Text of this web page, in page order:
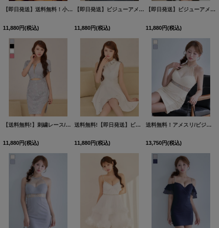
【即日発送】送料無料！小花柄/パフスリーブ/オフショル/セットアップ/ミニドレス/キャバドレス【XS-Mサイズ/2カラー】[OF03]【YN】dzjvAGY
11,880円(税込)
【即日発送】ビジューアメスリラメタイトミニドレス/キャバドレス【XS-Mサイズ/2カラー】[OF03]【YN】dzjCA
11,880円(税込)
【即日発送】ビジューアメスリラメタイトミニドレス/キャバドレス【XS-Mサイズ/2カラー】[OF03]【YN】dzjCA
11,880円(税込)
【送料無料!】刺繍レース/花柄/フロントジップ/ウエストカット/チェーン/半袖/タイト/シアースリット/ミニドレス/キャバドレス【XS-XLサイズ/4カラー】[OF03] 【YN】dzwg
11,880円(税込)
送料無料!【即日発送】ビジュー/襟付き/フレア/Aライン/ノースリーブ/ミニドレス/キャバドレス【XS-XLサイズ/1カラー】[OF01]【SB】dzqIA
11,880円(税込)
送料無料！アメスリ/ビジュー/シアー/無地/ストレッチ生地/タイト/ミニドレス/キャバドレス【XS-Mサイズ/2カラー】[OF03]【YN】dzwvCAS【予約商品/8月下旬発送予定】
13,750円(税込)